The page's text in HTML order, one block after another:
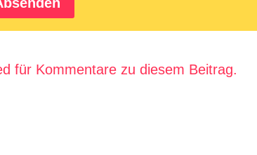
für Kommentare zu diesem Beitrag.